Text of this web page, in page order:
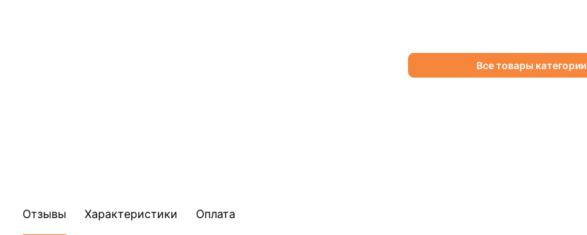
Все товары категории
Отзывы Характеристики Оплата